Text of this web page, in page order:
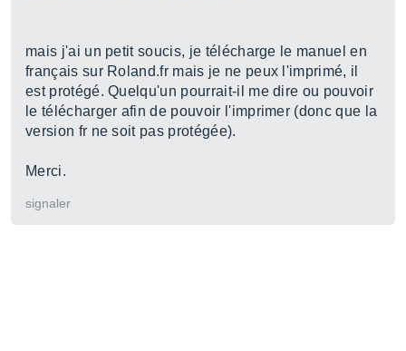
mais j'ai un petit soucis, je télécharge le manuel en
français sur Roland.fr mais je ne peux l'imprimé, il
est protégé. Quelqu'un pourrait-il me dire ou pouvoir
le télécharger afin de pouvoir l'imprimer (donc que la
version fr ne soit pas protégée).
Merci.
signaler